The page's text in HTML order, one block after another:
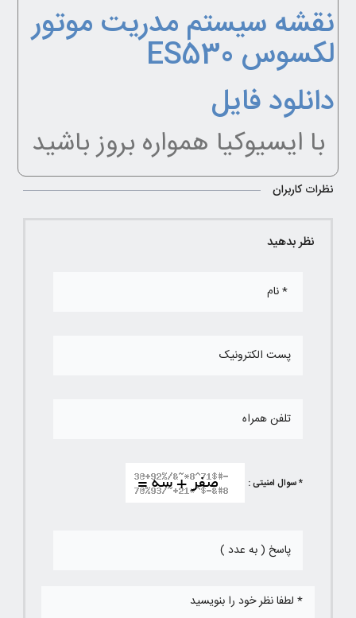
نقشه سیستم مدریت موتور
لکسوس ES530
دانلود فایل
با ایسیوکیا همواره بروز باشید
نظرات کاربران
نظر بدهید
* سوال امنیتی :